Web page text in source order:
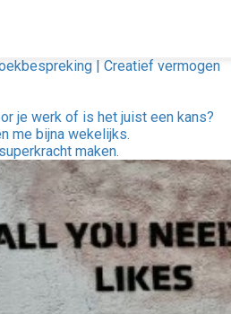
| Creatief vermogen
je werk of is het juist een kans?
me bijna wekelijks.
maken.